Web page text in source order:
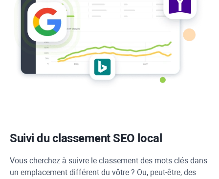
Suivi du classement SEO local
Vous cherchez à suivre le classement des mots clés dans
un emplacement différent du vôtre ? Ou, peut-être, des